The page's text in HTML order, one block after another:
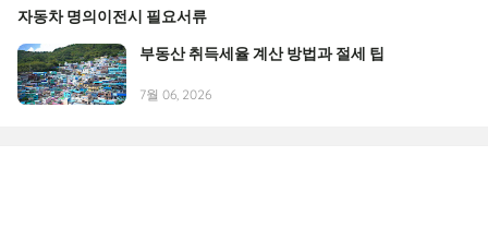
자동차 명의이전시 필요서류
부동산 취득세율 계산 방법과 절세 팁
7월 06, 2026